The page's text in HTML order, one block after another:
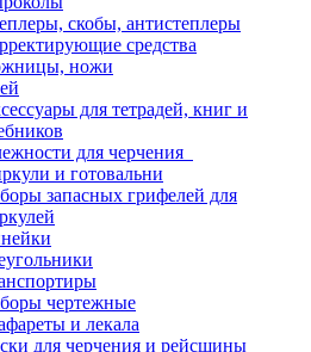
скобы, антистеплеры
средства
ножи
для тетрадей, книг и
для черчения
и готовальни
запасных грифелей для
чертежные
и лекала
для черчения и рейсшины